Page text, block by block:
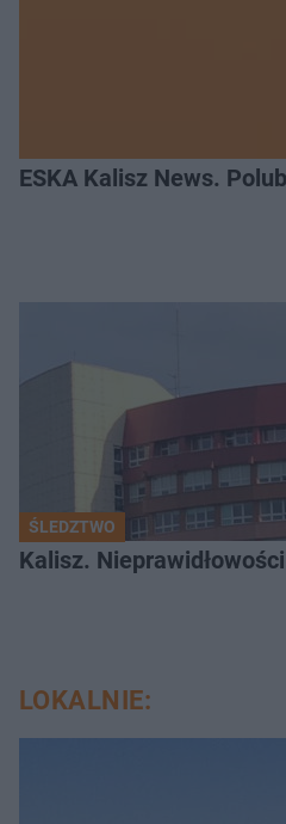
ESKA Kalisz News.
ŚLEDZTWO
Kalisz.
LOKALNIE: